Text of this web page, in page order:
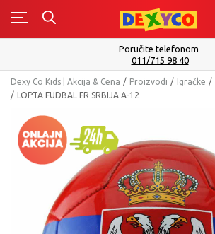
0
Poručite telefonom
011/715 98 40
Dexy Co Kids | Akcija & Cena Proizvodi Igračke
LOPTA FUDBAL FR SRBIJA A-12